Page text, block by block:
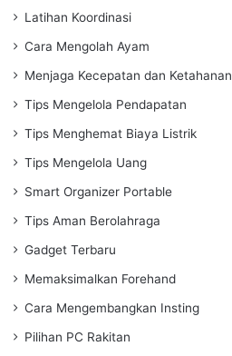
Latihan Koordinasi
Cara Mengolah Ayam
Menjaga Kecepatan dan Ketahanan
Tips Mengelola Pendapatan
Tips Menghemat Biaya Listrik
Tips Mengelola Uang
Smart Organizer Portable
Tips Aman Berolahraga
Gadget Terbaru
Memaksimalkan Forehand
Cara Mengembangkan Insting
Pilihan PC Rakitan